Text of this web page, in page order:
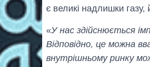
є великі надлишки газу,
«У нас здійснюється
Відповідно, це можна
внутрішньому ринку